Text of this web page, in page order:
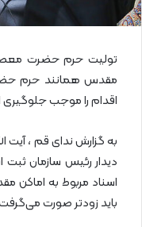
تولیت حرم حضرت
مقدس همانند حرم
اقدام را موجب
به گزارش ندای قم ،
دیدار رئیس سازمان
اسناد مربوط به
باید زودتر صورت